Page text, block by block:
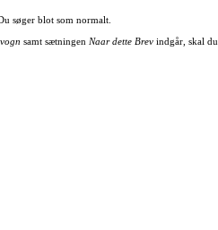
søger blot som normalt.
vogn samt sætningen Naar dette Brevindgår, skal du